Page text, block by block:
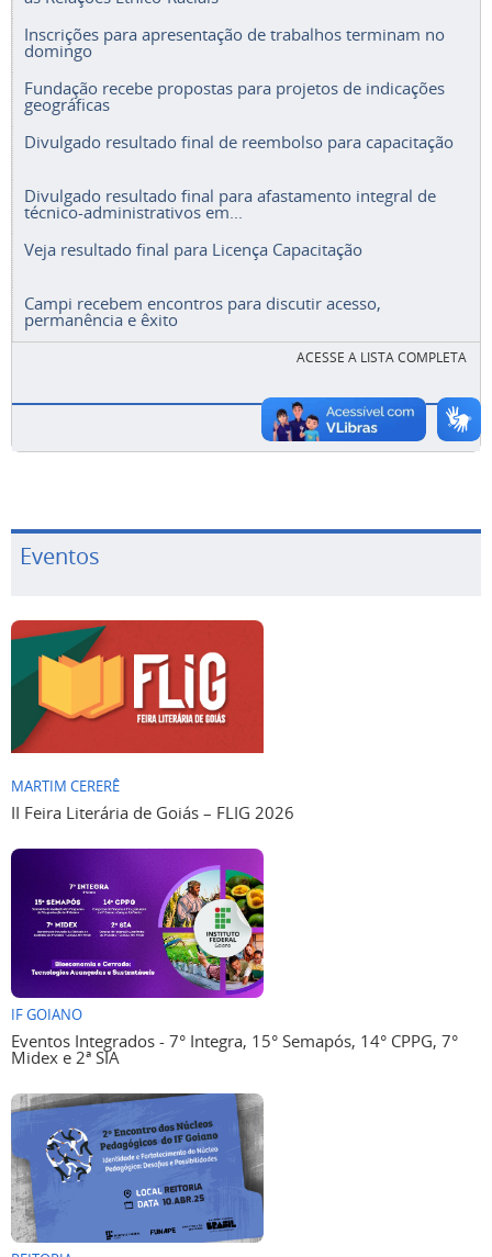
Inscrições para apresentação de trabalhos terminam no
domingo
Fundação recebe propostas para projetos de indicações
geográficas
Divulgado resultado final de reembolso para capacitação
Divulgado resultado final para afastamento integral de
técnico-administrativos em...
Veja resultado final para Licença Capacitação
Campi recebem encontros para discutir acesso,
permanência e êxito
ACESSE A LISTA COMPLETA
Eventos
MARTIM CERERÊ
II Feira Literária de Goiás – FLIG 2026
IF GOIANO
Eventos Integrados - 7° Integra, 15° Semapós, 14° CPPG, 7°
Midex e 2ª SIA